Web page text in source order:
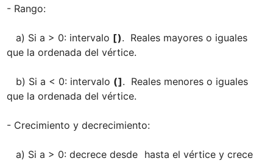
- Rango:
   a) Si a > 0: intervalo
[).  Reales mayores o iguales
que la ordenada del vértice.
   b) Si a < 0: intervalo
(].  Reales menores o iguales
que la ordenada del vértice.
- Crecimiento y decrecimiento:
   a) Si a > 0: decrece desde
hasta el vértice y crece